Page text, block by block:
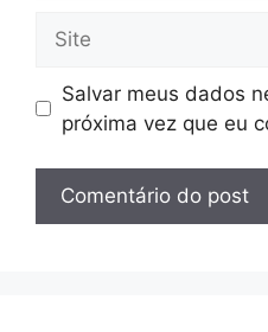
Salvar meus dados
próxima vez que eu